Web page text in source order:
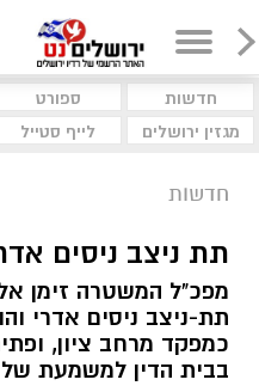
חדשות ספורט
מגזין ירושלים
לייף סטייל
חדשות
תת ניצב ניסים
מפכ"ל המשטרה זימן
תת-ניצב ניסים אדרי
כמפקד מרחב ציון,
בבית הדין למשמעת